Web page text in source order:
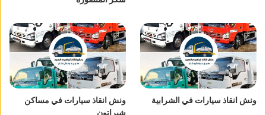
ونش انقاذ سيارات في الشرابية
ونش انقاذ سيارات في مساكن
شيراتون